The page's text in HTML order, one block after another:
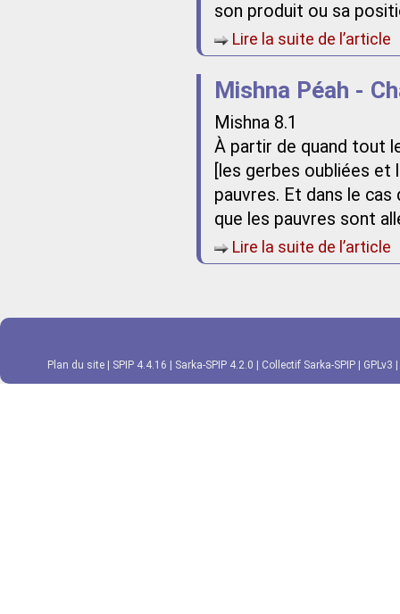
son produit ou sa
Lire la suite de l’article
Mishna Péah -
Mishna 8.1
À partir de quand tout
[les gerbes oubliées
pauvres. Et dans le
que les pauvres sont
Lire la suite de l’article
Plan du site SPIP 4.4.16 Sarka-SPIP 4.2.0 Collectif Sarka-SPIP GPLv3